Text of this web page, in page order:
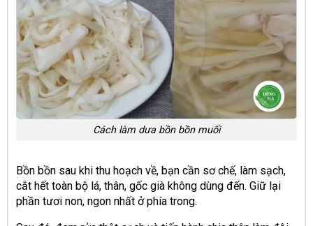
Cách làm dưa bồn bồn muối
Bồn bồn sau khi thu hoạch về, bạn cần sơ chế, làm sạch,
cắt hết toàn bộ lá, thân, gốc già không dùng đến. Giữ lại
phần tươi non, ngon nhất ở phía trong.